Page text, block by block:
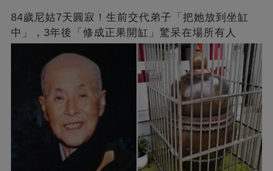
84歲尼姑7天圓寂！生前交代弟子「把她放到坐缸
中」，3年後「修成正果開缸」驚呆在場所有人